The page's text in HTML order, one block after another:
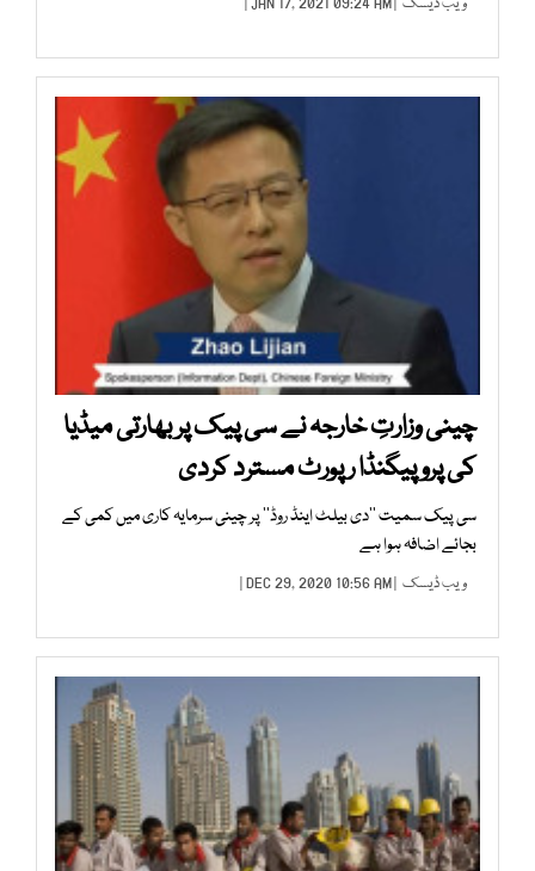
چینی وزارتِ خارجہ نے سی پیک پر بھارتی میڈیا
کی پروپیگنڈا رپورٹ مسترد کردی
سی پیک سمیت ’’دی بیلٹ اینڈ روڈ‘‘ پر چینی سرمایہ کاری میں کمی کے
بجائے اضافہ ہوا ہے
ویب ڈیسک | DEC 29, 2020 10:56 AM |